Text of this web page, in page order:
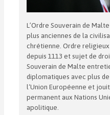
L’Ordre Souverain de
plus anciennes de la
chrétienne. Ordre
depuis 1113 et sujet de
Souverain de Malte
diplomatiques avec plus de
l‘Union Européenne et
permanent aux Nations
apolitique.